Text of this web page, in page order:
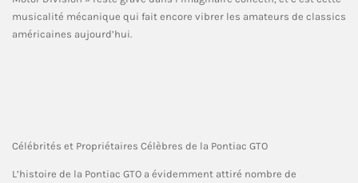
musicalité mécanique qui fait encore vibrer les amateurs de classics
américaines aujourd’hui.
Célébrités et Propriétaires Célèbres de la Pontiac GTO
L’histoire de la Pontiac GTO a évidemment attiré nombre de